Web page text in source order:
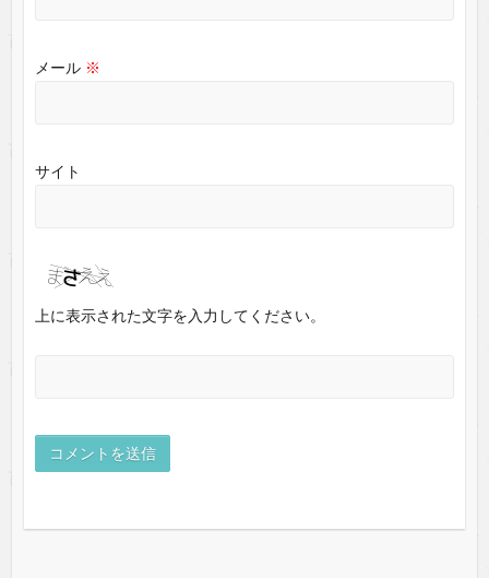
メール ※
サイト
上に表示された文字を入力してください。